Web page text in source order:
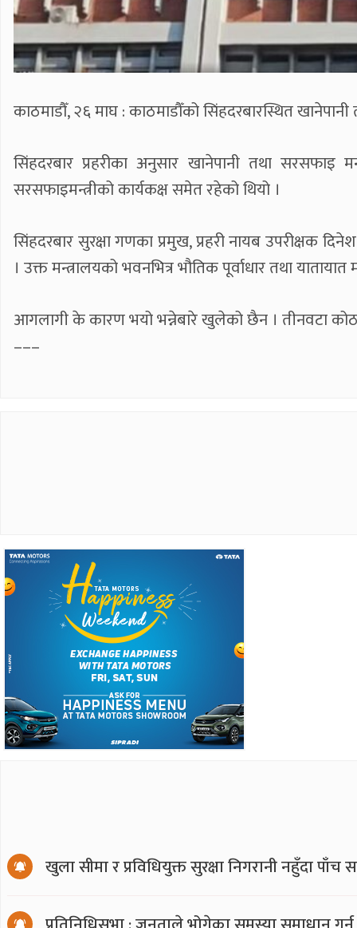
काठमाडौँ, २६ माघ : काठमाडौँको सिंहदरबारस्थित
सिंहदरबार प्रहरीका अनुसार खानेपानी तथा
सरसफाइमन्त्रीको कार्यकक्ष समेत रहेको थियो ।
सिंहदरबार सुरक्षा गणका प्रमुख, प्रहरी नायब उपरीक्षक
। उक्त मन्त्रालयको भवनभित्र भौतिक पूर्वाधार तथा
आगलागी के कारण भयो भन्नेबारे खुलेको छैन । तीनवटा
–––
खुला सीमा र प्रविधियुक्त सुरक्षा निगरानी नहुँदा पाँच